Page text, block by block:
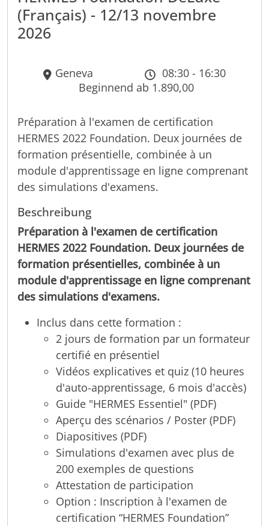
(Français) - 12/13 novembre
2026
Geneva
08:30 - 16:30
Beginnend ab 1.890,00
Préparation à l'examen de certification
HERMES 2022 Foundation. Deux journées de
formation présentielle, combinée à un
module d'apprentissage en ligne comprenant
des simulations d'examens.
Beschreibung
Préparation à l'examen de certification
HERMES 2022 Foundation. Deux journées de
formation présentielles, combinée à un
module d'apprentissage en ligne comprenant
des simulations d'examens.
Inclus dans cette formation :
2 jours de formation par un formateur
certifié en présentiel
Vidéos explicatives et quiz (10 heures
d'auto-apprentissage, 6 mois d'accès)
Guide "HERMES Essentiel" (PDF)
Aperçu des scénarios / Poster (PDF)
Diapositives (PDF)
Simulations d'examen avec plus de
200 exemples de questions
Attestation de participation
Option : Inscription à l'examen de
certification “HERMES Foundation”